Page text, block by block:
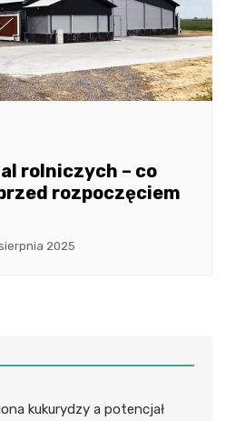
rolniczych – co
rozpoczęciem
2025
kukurydzy a potencjał